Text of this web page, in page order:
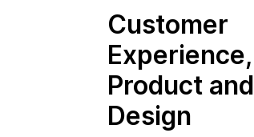
Customer
Experience,
Product and
Design